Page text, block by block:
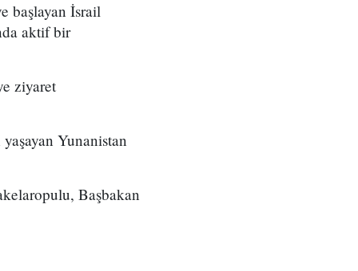
başlayan İsrail
aktif bir
ziyaret
Yunanistan
Başbakan